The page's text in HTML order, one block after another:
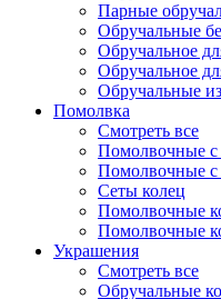
Парные
Обручальные
Обручальное
Обручальное
Обручальные
Помолвка
Смотреть все
Помолвочные с
Помолвочные с
Сеты колец
Помолвочные
Помолвочные
Украшения
Смотреть все
Обручальные